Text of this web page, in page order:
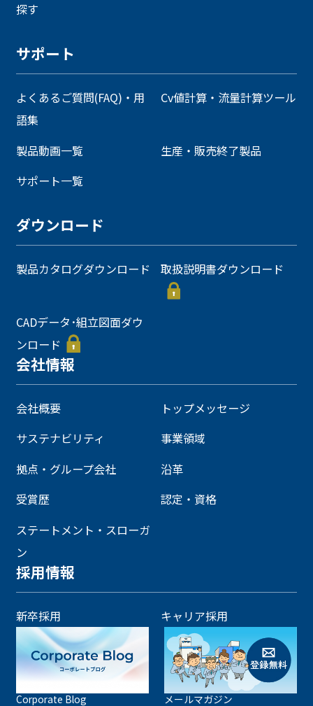
探す
サポート
よくあるご質問(FAQ)・用
語集
Cv値計算・流量計算ツール
製品動画一覧
生産・販売終了製品
サポート一覧
ダウンロード
製品カタログダウンロード 取扱説明書ダウンロード
CADデータ･組立図面ダウ
ンロード
会社情報
会社概要
トップメッセージ
サステナビリティ
事業領域
拠点・グループ会社
沿革
受賞歴
認定・資格
ステートメント・スローガ
ン
採用情報
新卒採用 キャリア採用
Corporate Blog メールマガジン